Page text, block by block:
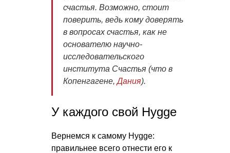
счастья. Возможно, стоит
поверить, ведь кому доверять
в вопросах счастья, как не
основателю научно-
исследовательского
института Счастья (что в
Копенгагене,Дания).
У каждого свой Hygge
Вернемся к самому Hygge:
правильнее всего отнести его к